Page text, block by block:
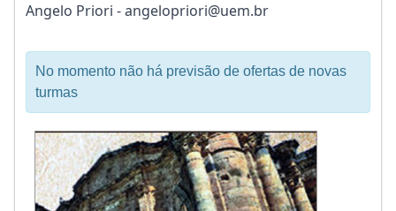
Angelo Priori - angelopriori@uem.br
No momento não há previsão de ofertas de novas
turmas